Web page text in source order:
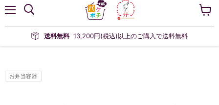
ニ
送料無料 13,200円(税込)以上のご購入で送料無料
ー
お弁当容器